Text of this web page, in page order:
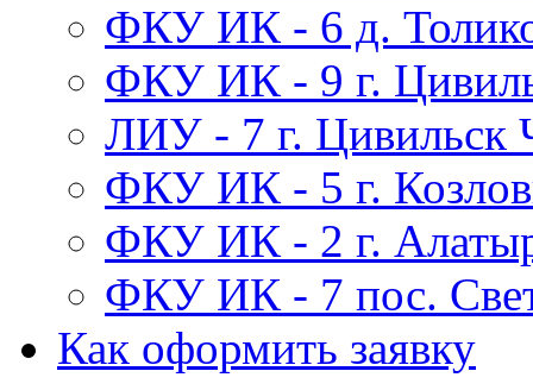
ФКУ ИК - 6 д.
ФКУ ИК - 9 г.
ЛИУ - 7 г. Цивильск
ФКУ ИК - 5 г.
ФКУ ИК - 2 г.
ФКУ ИК - 7 пос.
Как оформить заявку